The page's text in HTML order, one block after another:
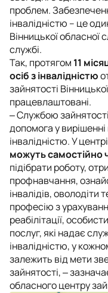
проблем.
інвалідністю – це
Вінницької обласної
службі.
Так, протягом 11
осіб з інвалідністю
зайнятості
працевлаштовані.
‒Службою
допомога у
інвалідністю. У
можуть самостійно
підібрати роботу,
профнавчання,
інвалідів,
професію з
реабілітації,
послуг, які надає
інвалідністю, у
залежить від мети
зайнятості,‒
обласного центру